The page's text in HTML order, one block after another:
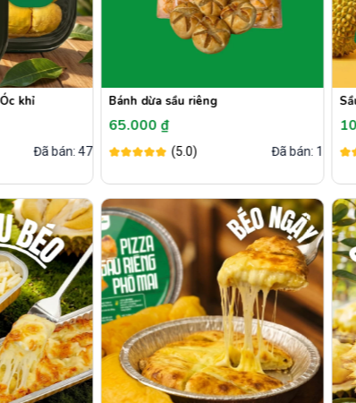
khỉ
Đã bán: 473
Bánh dừa sầu riêng
65.000 ₫
(5.0) Đã bán: 10